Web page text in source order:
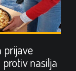
prijave
nasilja